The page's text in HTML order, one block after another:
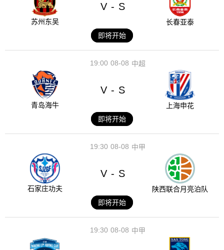
苏州东吴
V - S
长春亚泰
即将开始
08-08
19:00 中超
青岛海牛
V - S
上海申花
即将开始
08-08
19:30 中甲
石家庄功夫
V - S
陕西联合月亮泊队
即将开始
08-08
19:30 中甲